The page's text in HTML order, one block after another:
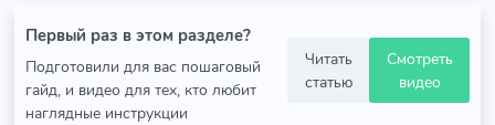
Первый раз в этом разделе?
Подготовили для вас пошаговый
гайд, и видео для тех, кто любит
наглядные инструкции
Читать
статью
Смотреть
видео